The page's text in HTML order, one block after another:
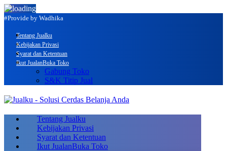
#Provide by Wadhika
Tentang Jualku
Kebijakan Privasi
Syarat dan Ketentuan
Ikut JualanBuka Toko
Gabung Toko
S&K Titip Jual
Tentang Jualku
Kebijakan Privasi
Syarat dan Ketentuan
Ikut JualanBuka Toko